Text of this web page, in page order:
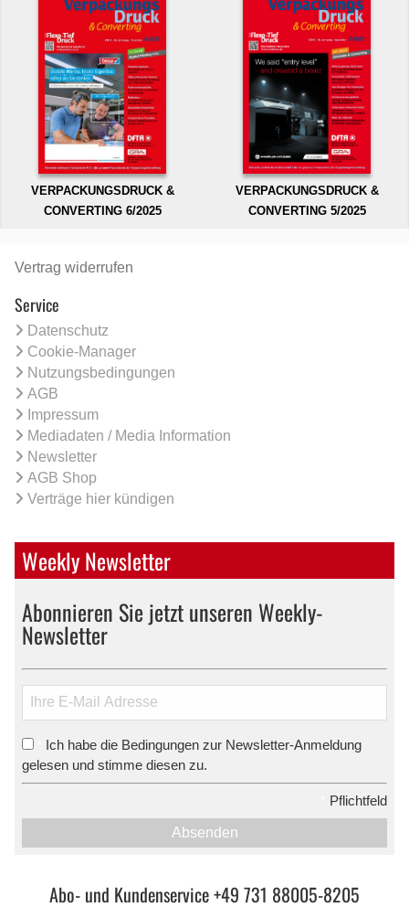
VERPACKUNGSDRUCK &
CONVERTING 6/2025
VERPACKUNGSDRUCK &
CONVERTING 5/2025
Vertrag widerrufen
Service
Datenschutz
Cookie-Manager
Nutzungsbedingungen
AGB
Impressum
Mediadaten / Media Information
Newsletter
AGB Shop
Verträge hier kündigen
Weekly Newsletter
Abonnieren Sie jetzt unseren Weekly-
Newsletter
Ich habe die Bedingungen zur Newsletter-Anmeldung
gelesen und stimme diesen zu.
Pflichtfeld
Absenden
Abo- und Kundenservice +49 731 88005-8205